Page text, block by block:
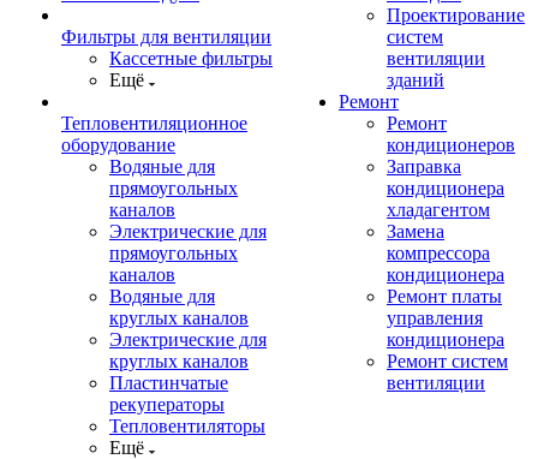
Фильтры для вентиляции
Кассетные фильтры
Ещё
Тепловентиляционное
оборудование
Водяные для
прямоугольных
каналов
Электрические для
прямоугольных
каналов
Водяные для
круглых каналов
Электрические для
круглых каналов
Пластинчатые
рекуператоры
Тепловентиляторы
Ещё
Проектирование
систем
вентиляции
зданий
Ремонт
Ремонт
кондиционеров
Заправка
кондиционера
хладагентом
Замена
компрессора
кондиционера
Ремонт платы
управления
кондиционера
Ремонт систем
вентиляции